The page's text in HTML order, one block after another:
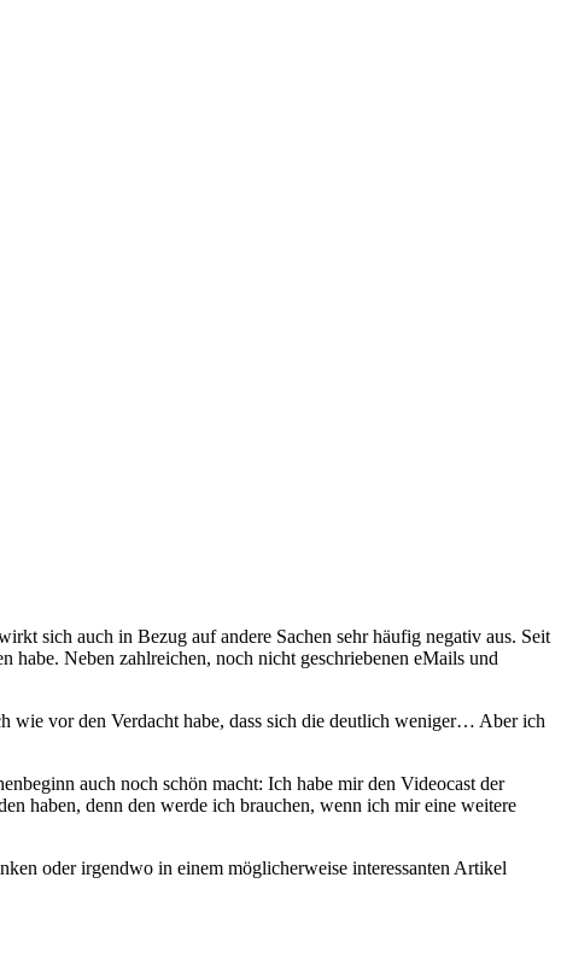
sich auch in Bezug auf andere Sachen sehr häufig negativ aus. Seit
habe. Neben zahlreichen, noch nicht geschriebenen eMails und
wie vor den Verdacht habe, dass sich die deutlich weniger… Aber ich
auch noch schön macht: Ich habe mir den Videocast der
haben, denn den werde ich brauchen, wenn ich mir eine weitere
oder irgendwo in einem möglicherweise interessanten Artikel